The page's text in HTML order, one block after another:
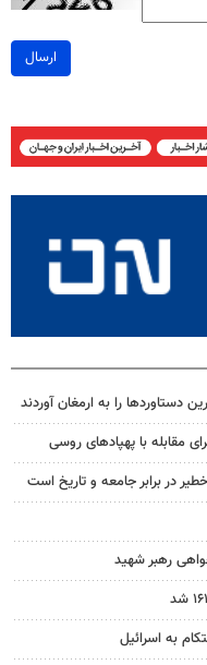
ارسال
دستاوردها را به ارمغان آوردند
مقابله با پهپادهای روسی
در برابر جامعه و تاریخ است
رهبر شهید
به اسرائیل